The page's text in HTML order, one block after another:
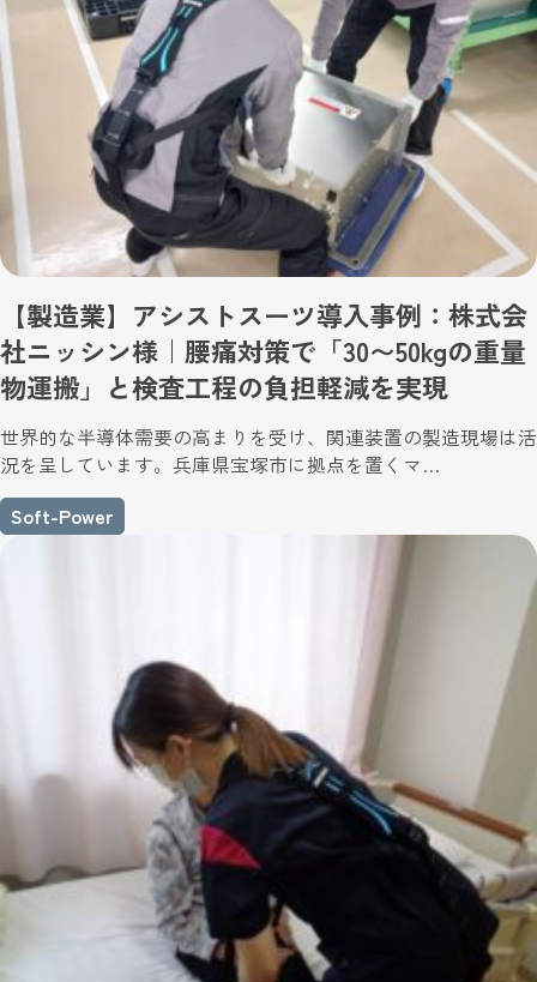
【製造業】アシストスーツ導入事例：株式会
社ニッシン様｜腰痛対策で「30〜50kgの重量
物運搬」と検査工程の負担軽減を実現
世界的な半導体需要の高まりを受け、関連装置の製造現場は活
況を呈しています。兵庫県宝塚市に拠点を置くマ…
Soft-Power